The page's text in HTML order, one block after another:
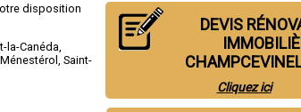
disposition
la-Canéda
,Saint-
DEVIS
Cliquez ici